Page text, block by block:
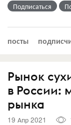
Подписаться
посты
Рынок
в России:
рынка
19 Апр 2021